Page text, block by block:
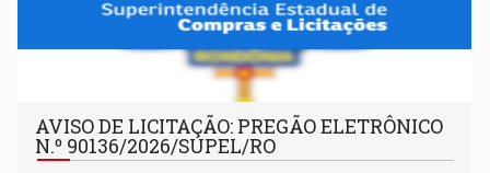
AVISO DE LICITAÇÃO: PREGÃO ELETRÔNICO
N.º 90136/2026/SUPEL/RO